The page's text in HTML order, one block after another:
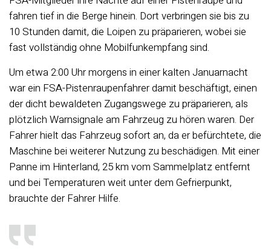
fahren tief in die Berge hinein. Dort verbringen sie bis zu
10 Stunden damit, die Loipen zu präparieren, wobei sie
fast vollständig ohne Mobilfunkempfang sind.
Um etwa 2:00 Uhr morgens in einer kalten Januarnacht
war ein FSA-Pistenraupenfahrer damit beschäftigt, einen
der dicht bewaldeten Zugangswege zu präparieren, als
plötzlich Warnsignale am Fahrzeug zu hören waren. Der
Fahrer hielt das Fahrzeug sofort an, da er befürchtete, die
Maschine bei weiterer Nutzung zu beschädigen. Mit einer
Panne im Hinterland, 25 km vom Sammelplatz entfernt
und bei Temperaturen weit unter dem Gefrierpunkt,
brauchte der Fahrer Hilfe.